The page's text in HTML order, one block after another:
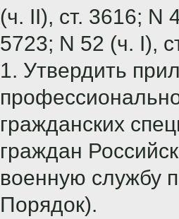
(ч. II), ст. 3616; N
5723; N 52 (ч. I),
1. Утвердить
гражданских
граждан
военную службу
Порядок).